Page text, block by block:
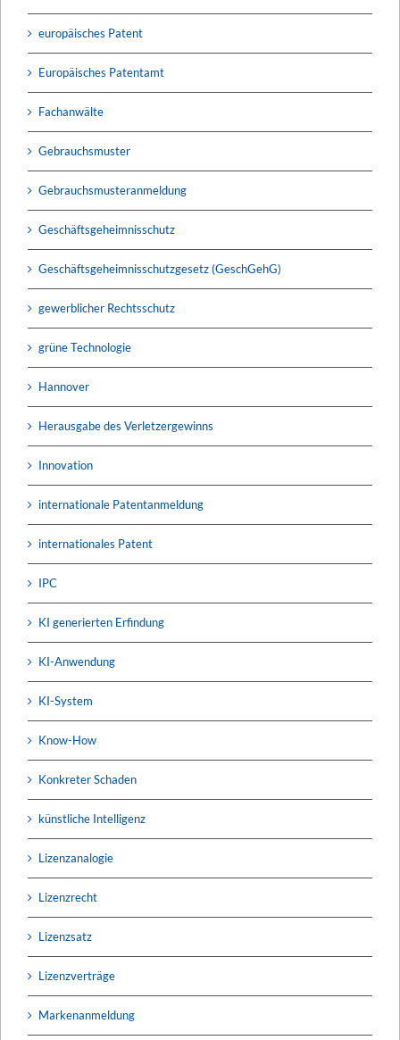
europäisches Patent
Europäisches Patentamt
Fachanwälte
Gebrauchsmuster
Gebrauchsmusteranmeldung
Geschäftsgeheimnisschutz
Geschäftsgeheimnisschutzgesetz (GeschGehG)
gewerblicher Rechtsschutz
grüne Technologie
Hannover
Herausgabe des Verletzergewinns
Innovation
internationale Patentanmeldung
internationales Patent
IPC
KI generierten Erfindung
KI-Anwendung
KI-System
Know-How
Konkreter Schaden
künstliche Intelligenz
Lizenzanalogie
Lizenzrecht
Lizenzsatz
Lizenzverträge
Markenanmeldung